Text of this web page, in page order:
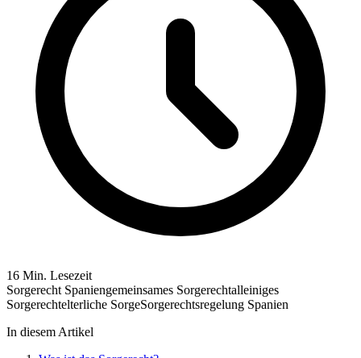
16 Min. Lesezeit
Sorgerecht Spaniengemeinsames Sorgerechtalleiniges
Sorgerechtelterliche SorgeSorgerechtsregelung Spanien
In diesem Artikel